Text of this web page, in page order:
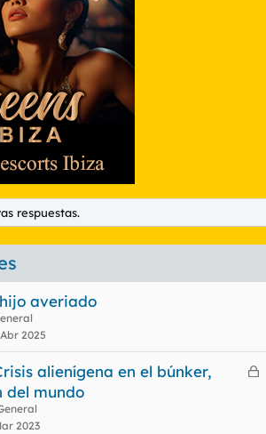
respuestas.
averiado
2025
C
alienígena en el búnker,
del mundo
2023